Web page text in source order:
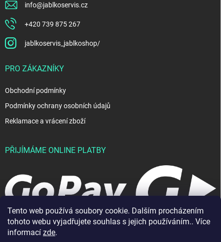
Tento web používá soubory cookie. Dalším procházením
tohoto webu vyjadřujete souhlas s jejich používáním.. Více
informací zde.
info@jablkoservis.cz
+420 739 875 267
jablkoservis_jablkoshop/
PRO ZÁKAZNÍKY
Obchodní podmínky
Podmínky ochrany osobních údajů
Reklamace a vrácení zboží
PŘIJÍMÁME ONLINE PLATBY